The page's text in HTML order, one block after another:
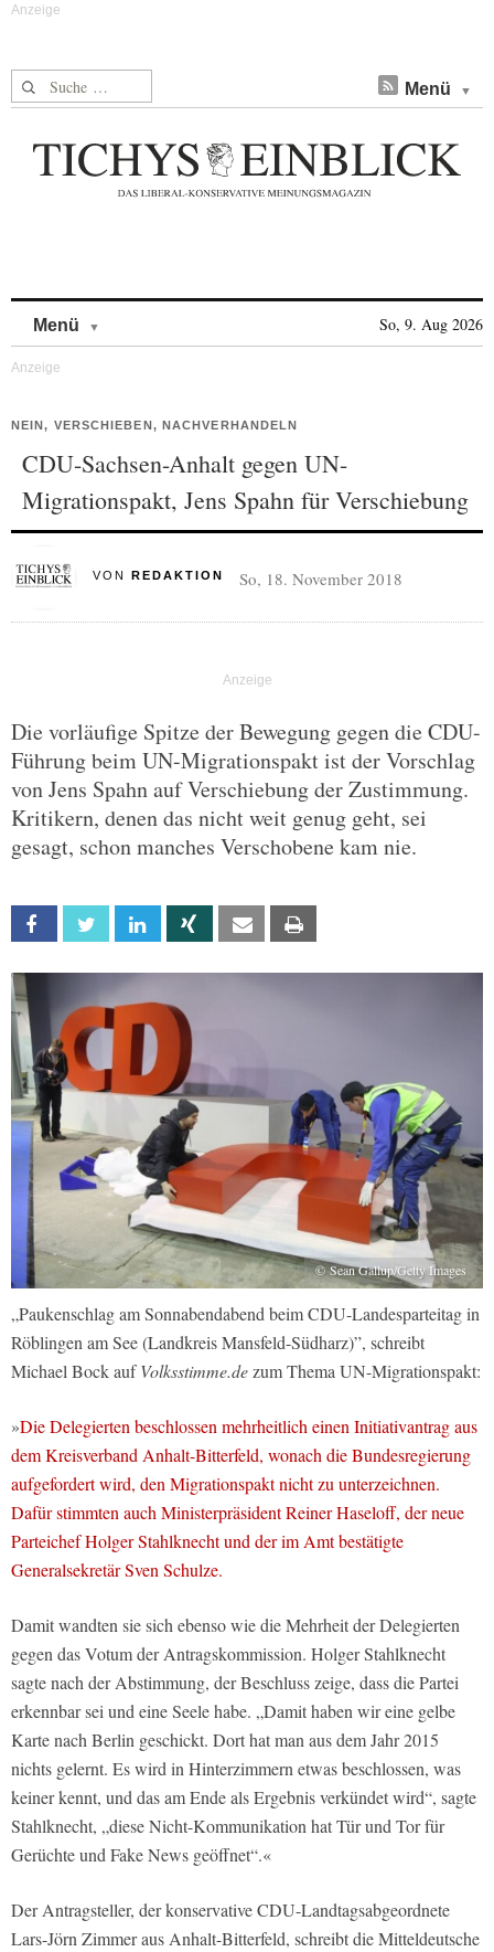
Suche nach: Menü
Menü So, 9. Aug 2026
NEIN, VERSCHIEBEN, NACHVERHANDELN
CDU-Sachsen-Anhalt gegen UN-
Migrationspakt, Jens Spahn für Verschiebung
VON REDAKTION So, 18. November 2018
Die vorläufige Spitze der Bewegung gegen die CDU-
Führung beim UN-Migrationspakt ist der Vorschlag
von Jens Spahn auf Verschiebung der Zustimmung.
Kritikern, denen das nicht weit genug geht, sei
gesagt, schon manches Verschobene kam nie.
Facebook Twitter Linkedin Xing Email
© Sean Gallup/Getty Images
„Paukenschlag am Sonnabendabend beim CDU-Landesparteitag in
Röblingen am See (Landkreis Mansfeld-Südharz)”, schreibt
Michael Bock aufVolksstimme.dezum Thema UN-Migrationspakt:
»Die Delegierten beschlossen mehrheitlich einen Initiativantrag aus
dem Kreisverband Anhalt-Bitterfeld, wonach die Bundesregierung
aufgefordert wird, den Migrationspakt nicht zu unterzeichnen.
Dafür stimmten auch Ministerpräsident Reiner Haseloff, der neue
Parteichef Holger Stahlknecht und der im Amt bestätigte
Generalsekretär Sven Schulze.
Damit wandten sie sich ebenso wie die Mehrheit der Delegierten
gegen das Votum der Antragskommission. Holger Stahlknecht
sagte nach der Abstimmung, der Beschluss zeige, dass die Partei
erkennbar sei und eine Seele habe. „Damit haben wir eine gelbe
Karte nach Berlin geschickt. Dort hat man aus dem Jahr 2015
nichts gelernt. Es wird in Hinterzimmern etwas beschlossen, was
keiner kennt, und das am Ende als Ergebnis verkündet wird“, sagte
Stahlknecht, „diese Nicht-Kommunikation hat Tür und Tor für
Gerüchte und Fake News geöffnet“.«
Der Antragsteller, der konservative CDU-Landtagsabgeordnete
Lars-Jörn Zimmer aus Anhalt-Bitterfeld, schreibt die Mitteldeutsche